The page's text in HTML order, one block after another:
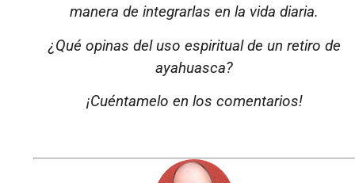
manera de integrarlas en la vida diaria.
¿Qué opinas del uso espiritual de un retiro de
ayahuasca?
¡Cuéntamelo en los comentarios!